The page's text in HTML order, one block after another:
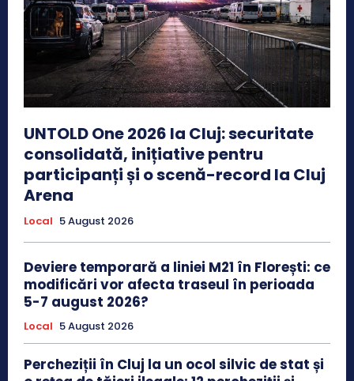
UNTOLD One 2026 la Cluj: securitate
consolidată, inițiative pentru
participanți și o scenă-record la Cluj
Arena
Local 5 August 2026
Deviere temporară a liniei M21 în Florești: ce
modificări vor afecta traseul în perioada
5-7 august 2026?
Local 5 August 2026
Percheziții în Cluj la un ocol silvic de stat și